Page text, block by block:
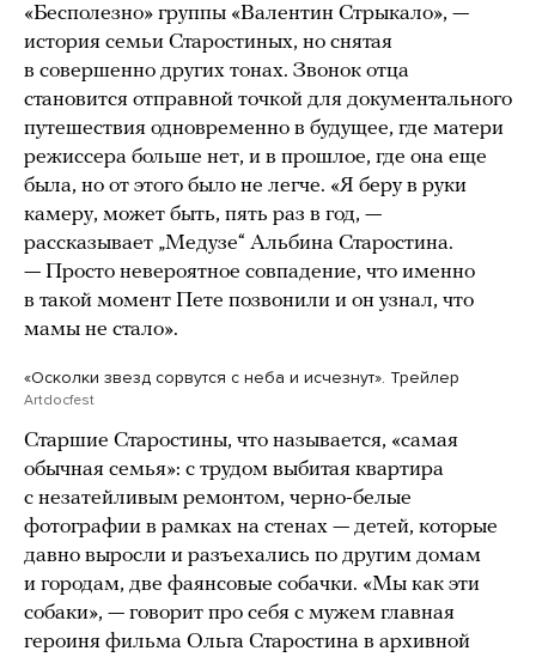
«Бесполезно» группы «Валентин Стрыкало», —
история семьи Старостиных, но снятая
в совершенно других тонах. Звонок отца
становится отправной точкой для документального
путешествия одновременно в будущее, где матери
режиссера больше нет, и в прошлое, где она еще
была, но от этого было не легче. «Я беру в руки
камеру, может быть, пять раз в год, —
рассказывает „Медузе“ Альбина Старостина.
— Просто невероятное совпадение, что именно
в такой момент Пете позвонили и он узнал, что
мамы не стало».
«Осколки звезд сорвутся с неба и исчезнут». Трейлер
Artdocfest
Старшие Старостины, что называется, «самая
обычная семья»: с трудом выбитая квартира
с незатейливым ремонтом, черно-белые
фотографии в рамках на стенах — детей, которые
давно выросли и разъехались по другим домам
и городам, две фаянсовые собачки. «Мы как эти
собаки», — говорит про себя с мужем главная
героиня фильма Ольга Старостина в архивной